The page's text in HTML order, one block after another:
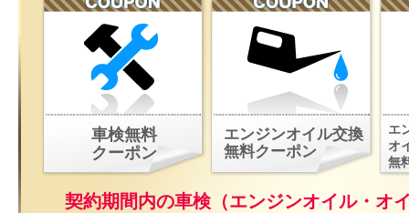
車検無料
クーポン
エンジンオイル交換
無料クーポン
エ
オ
無
契約期間内の車検（エンジンオイル・オ